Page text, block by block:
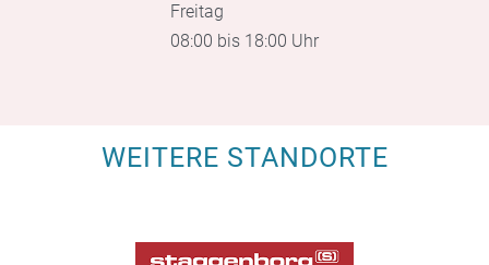
Freitag
08:00 bis 18:00 Uhr
WEITERE STANDORTE